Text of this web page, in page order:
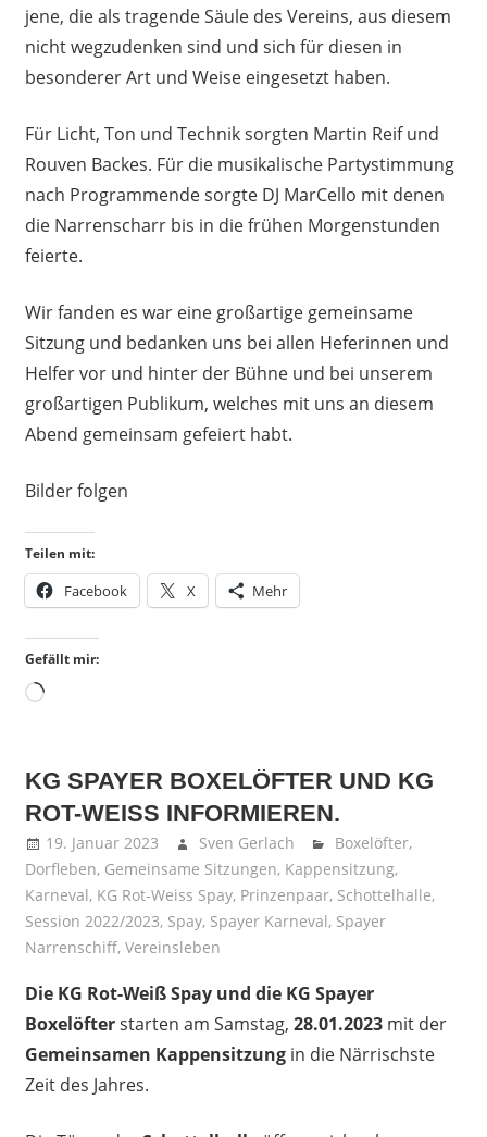
jene, die als tragende Säule des Vereins, aus diesem
nicht wegzudenken sind und sich für diesen in
besonderer Art und Weise eingesetzt haben.
Für Licht, Ton und Technik sorgten Martin Reif und
Rouven Backes. Für die musikalische Partystimmung
nach Programmende sorgte DJ MarCello mit denen
die Narrenscharr bis in die frühen Morgenstunden
feierte.
Wir fanden es war eine großartige gemeinsame
Sitzung und bedanken uns bei allen Heferinnen und
Helfer vor und hinter der Bühne und bei unserem
großartigen Publikum, welches mit uns an diesem
Abend gemeinsam gefeiert habt.
Bilder folgen
Teilen mit:
Facebook X Mehr
Gefällt mir:
Wird
KG SPAYER BOXELÖFTER UND KG
ROT-WEISS INFORMIEREN.
19. Januar 2023 Sven Gerlach Boxelöfter,
Dorfleben, Gemeinsame Sitzungen, Kappensitzung,
Karneval, KG Rot-Weiss Spay, Prinzenpaar, Schottelhalle,
Session 2022/2023, Spay, Spayer Karneval, Spayer
Narrenschiff, Vereinsleben
Die KG Rot-Weiß Spay und die KG Spayer
Boxelöfterstarten am Samstag, 28.01.2023 mit der
Gemeinsamen Kappensitzung in die Närrischste
Zeit des Jahres.